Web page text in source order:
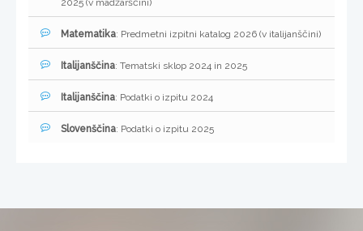
2025 (v madžarščini)
Matematika: Predmetni izpitni katalog 2026 (v italijanščini)
Italijanščina: Tematski sklop 2024 in 2025
Italijanščina: Podatki o izpitu 2024
Slovenščina: Podatki o izpitu 2025